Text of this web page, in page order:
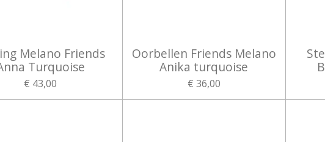
Melano Friends
Turquoise
€ 43,00
Oorbellen Friends Melano
Anika turquoise
€ 36,00